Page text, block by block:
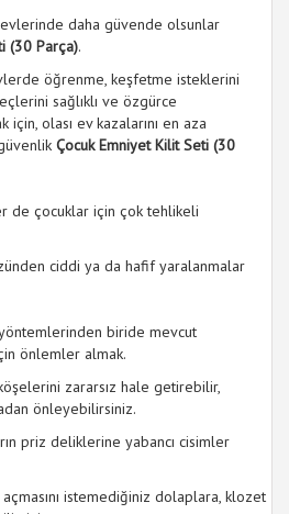
evlerinde daha güvende olsunlar
(30 Parça).
öğrenme, keşfetme isteklerini
sağlıklı ve özgürce
için, olası ev kazalarını en aza
Çocuk Emniyet Kilit Seti (30
de çocuklar için çok tehlikeli
ciddi ya da hafif yaralanmalar
biride mevcut
önlemler almak.
zararsız hale getirebilir,
önleyebilirsiniz.
priz deliklerine yabancı cisimler
istemediğiniz dolaplara, klozet